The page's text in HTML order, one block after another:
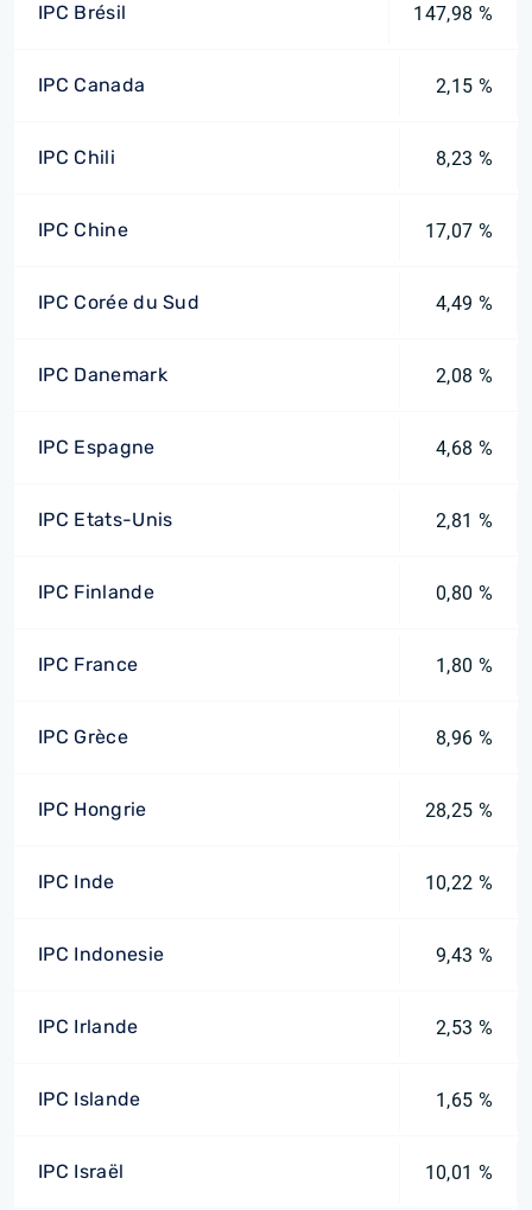
IPC Brésil 147,98 %
IPC Canada 2,15 %
IPC Chili 8,23 %
IPC Chine 17,07 %
IPC Corée du Sud 4,49 %
IPC Danemark 2,08 %
IPC Espagne 4,68 %
IPC Etats-Unis 2,81 %
IPC Finlande 0,80 %
IPC France 1,80 %
IPC Grèce 8,96 %
IPC Hongrie 28,25 %
IPC Inde 10,22 %
IPC Indonesie 9,43 %
IPC Irlande 2,53 %
IPC Islande 1,65 %
IPC Israël 10,01 %